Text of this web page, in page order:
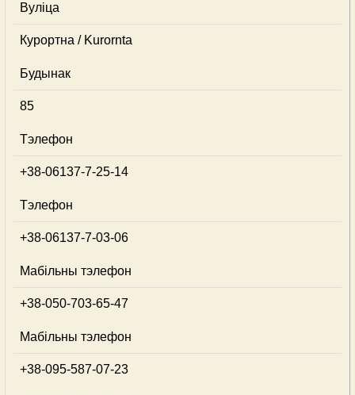
Вуліца
Курортна / Kurornta
Будынак
85
Тэлефон
+38-06137-7-25-14
Тэлефон
+38-06137-7-03-06
Мабільны тэлефон
+38-050-703-65-47
Мабільны тэлефон
+38-095-587-07-23